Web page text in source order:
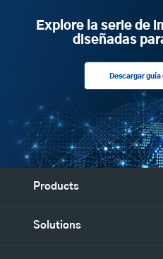
Explore la serie de
diseñadas
Descargar
Products
Solutions